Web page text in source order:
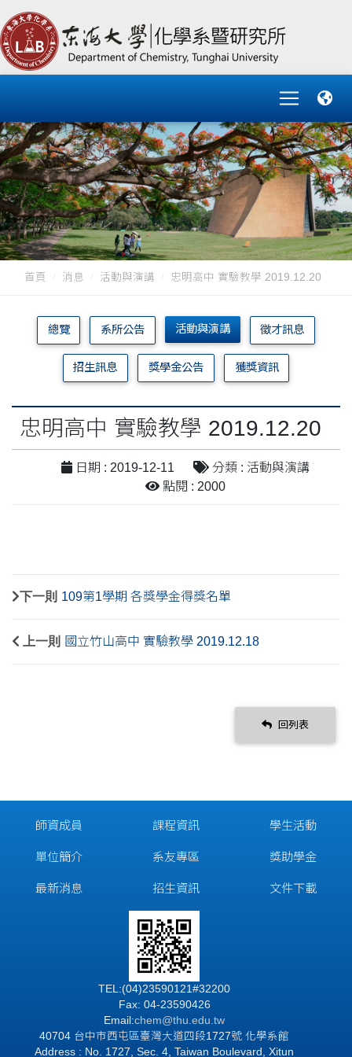
首頁 消息 活動與演講 忠明高中 實驗教學 2019.12.20
總覽 系所公告 活動與演講 徵才訊息
招生訊息 獎學金公告 獲獎資訊
忠明高中 實驗教學 2019.12.20
日期 : 2019-12-11
分類 : 活動與演講
點閱 : 2000
下一則 109第1學期 各獎學金得獎名單
上一則 國立竹山高中 實驗教學 2019.12.18
回列表
師資成員
單位簡介
最新消息
課程資訊
系友專區
招生資訊
學生活動
獎助學金
文件下載
TEL:(04)23590121#32200
Fax: 04-23590426
Email:chem@thu.edu.tw
40704 台中市西屯區臺灣大道四段1727號 化學系館
Address : No. 1727, Sec. 4, Taiwan Boulevard, Xitun